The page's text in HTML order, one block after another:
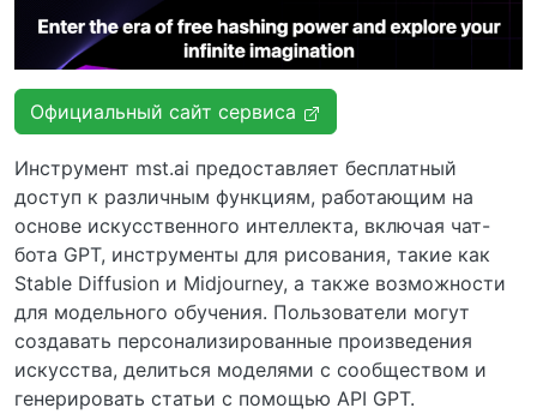
Официальный сайт сервиса
Инструмент mst.ai предоставляет бесплатный
доступ к различным функциям, работающим на
основе искусственного интеллекта, включая чат-
бота GPT, инструменты для рисования, такие как
Stable Diffusion и Midjourney, а также возможности
для модельного обучения. Пользователи могут
создавать персонализированные произведения
искусства, делиться моделями с сообществом и
генерировать статьи с помощью API GPT.